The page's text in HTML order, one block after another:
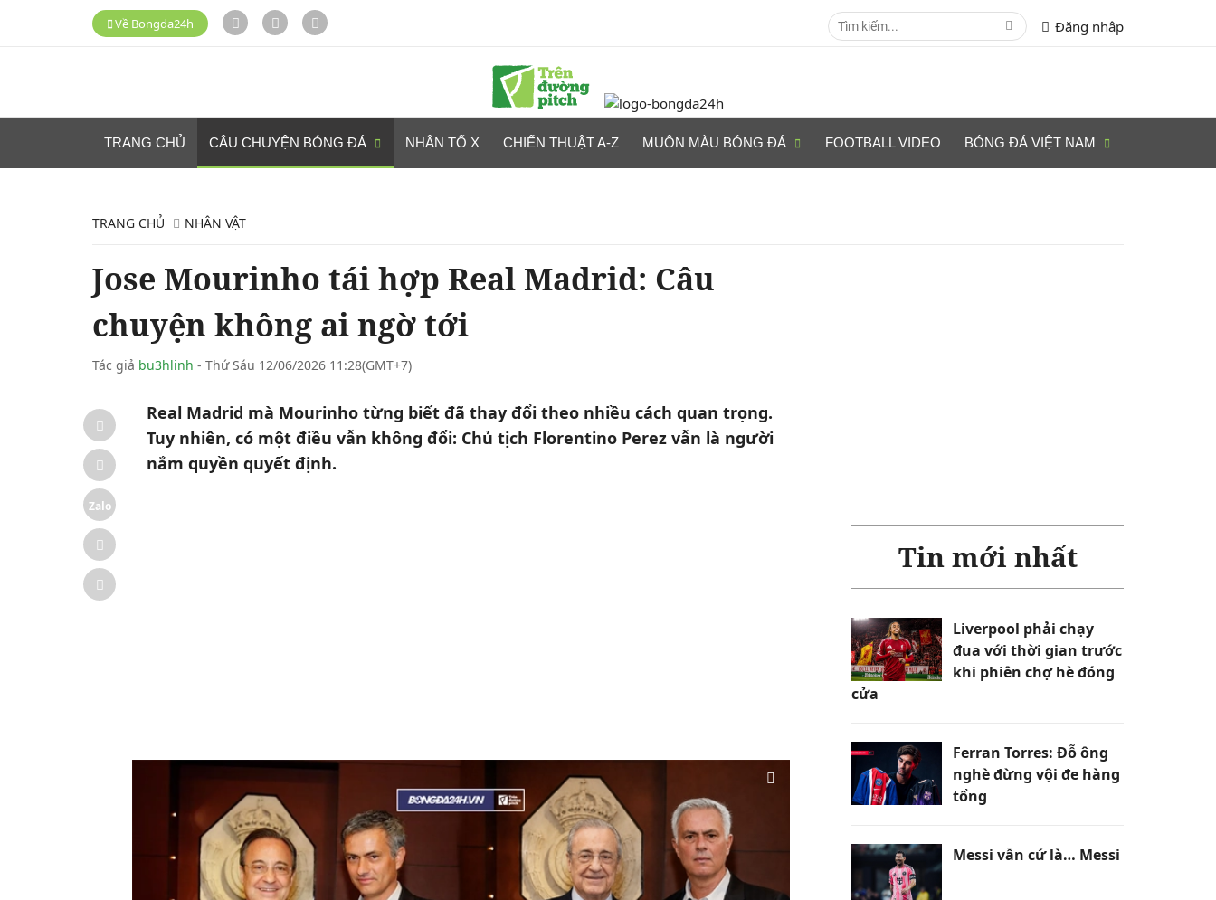
Về Bongda24h Đăng nhập
TRANG CHỦ CÂU CHUYỆN BÓNG ĐÁ NHÂN TỐ X CHIẾN THUẬT A-Z MUÔN MÀU BÓNG ĐÁ FOOTBALL VIDEO BÓNG ĐÁ VIỆT NAM
TRANG CHỦ NHÂN VẬT
Jose Mourinho tái hợp Real Madrid: Câu
chuyện không ai ngờ tới
Tác giả bu3hlinh - Thứ Sáu 12/06/2026 11:28(GMT+7)
Zalo
Real Madrid mà Mourinho từng biết đã thay đổi theo nhiều cách quan trọng.
Tuy nhiên, có một điều vẫn không đổi: Chủ tịch Florentino Perez vẫn là người
nắm quyền quyết định.
Tin mới nhất
Liverpool phải chạy
đua với thời gian trước
khi phiên chợ hè đóng
cửa
Ferran Torres: Đỗ ông
nghè đừng vội đe hàng
tổng
Messi vẫn cứ là… Messi